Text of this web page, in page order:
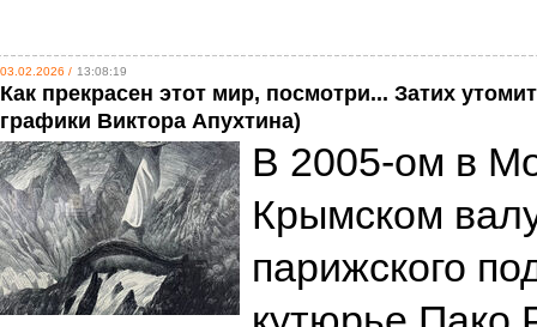
03.02.2026 / 13:08:19
Как прекрасен этот мир, посмотри... Затих
графики Виктора Апухтина)
В 2005-ом в
Крымском
парижского